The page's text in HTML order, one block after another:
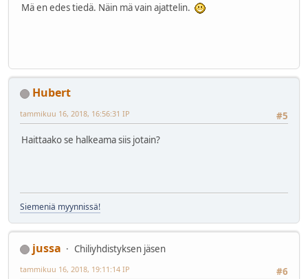
Mä en edes tiedä. Näin mä vain ajattelin.
Hubert
#5
tammikuu 16, 2018, 16:56:31 IP
Haittaako se halkeama siis jotain?
Siemeniä myynnissä!
jussa
Chiliyhdistyksen jäsen
#6
tammikuu 16, 2018, 19:11:14 IP